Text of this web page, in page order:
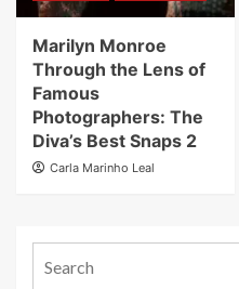
Marilyn Monroe
Through the Lens of
Famous
Photographers: The
Diva’s Best Snaps 2
Carla Marinho Leal